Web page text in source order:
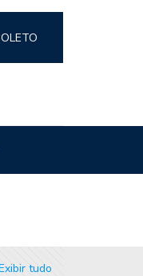
tudo